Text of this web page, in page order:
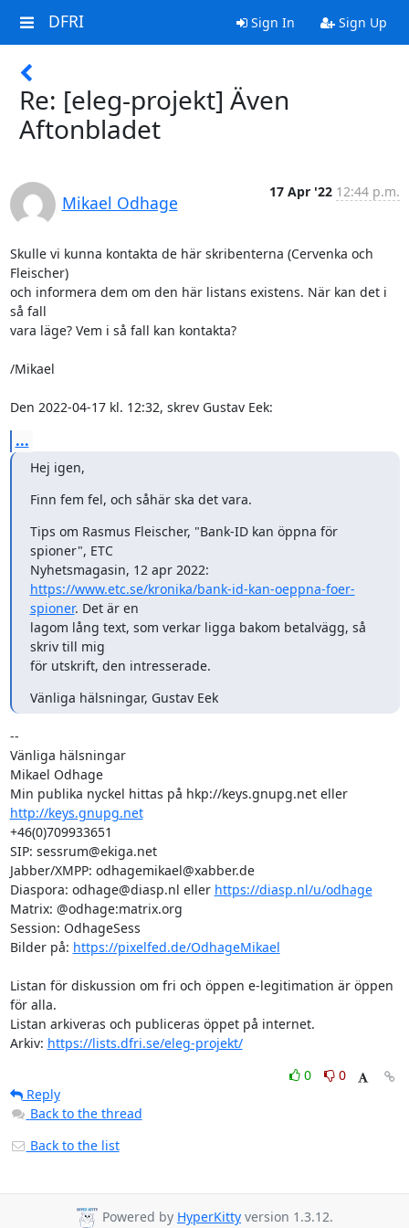
DFRI Sign In Sign Up
Re: [eleg-projekt] Även
Aftonbladet
Mikael Odhage
17 Apr '22 12:44 p.m.
Skulle vi kunna kontakta de här skribenterna (Cervenka och
Fleischer)
och informera dem om den här listans existens. När kan det i
så fall
vara läge? Vem i så fall kan kontakta?
/Mikael
Den 2022-04-17 kl. 12:32, skrev Gustav Eek:
...
Hej igen,
Finn fem fel, och såhär ska det vara.
Tips om Rasmus Fleischer, "Bank-ID kan öppna för
spioner", ETC
https://www.etc.se/kronika/bank-id-kan-oeppna-foer-
spioner. Det är en
lagom lång text, som verkar ligga bakom betalvägg, så
skriv till mig
för utskrift, den intresserade.
Vänliga hälsningar, Gustav Eek
--
Vänliga hälsningar
Mikael Odhage
Min publika nyckel hittas på hkp://keys.gnupg.net eller
http://keys.gnupg.net
+46(0)709933651
SIP: sessrum@ekiga.net
Jabber/XMPP: odhagemikael@xabber.de
Diaspora: odhage@diasp.nl eller https://diasp.nl/u/odhage
Matrix: @odhage:matrix.org
Session: OdhageSess
Bilder på: https://pixelfed.de/OdhageMikael
Listan för diskussion om fri och öppen e-legitimation är öppen
för alla.
Listan arkiveras och publiceras öppet på internet.
Arkiv: https://lists.dfri.se/eleg-projekt/
0
0
Reply
Back to the thread
Back to the list
Powered by HyperKitty version 1.3.12.